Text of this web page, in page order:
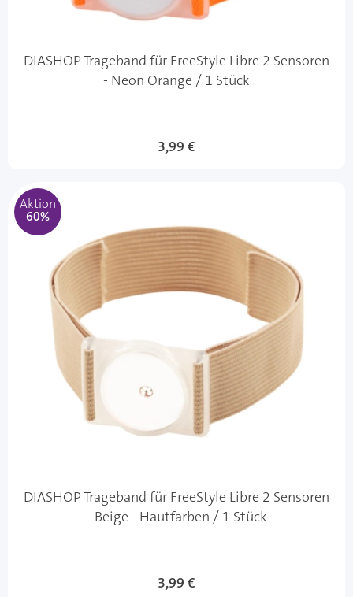
DIASHOP Trageband für FreeStyle Libre 2 Sensoren
- Neon Orange / 1 Stück
Sonderangebot
3,99 €
Aktion
60%
DIASHOP Trageband für FreeStyle Libre 2 Sensoren
- Beige - Hautfarben / 1 Stück
Sonderangebot
3,99 €